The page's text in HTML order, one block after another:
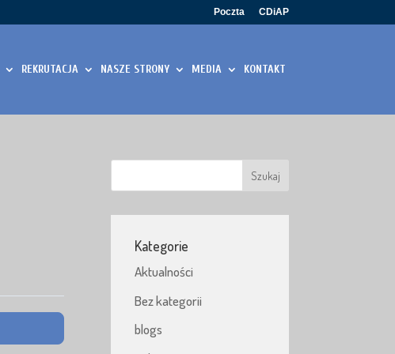
Poczta CDiAP
REKRUTACJA NASZE STRONY MEDIA KONTAKT
Kategorie
Aktualności
Bez kategorii
blogs